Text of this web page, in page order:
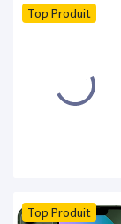
Top Produit
Top Produit